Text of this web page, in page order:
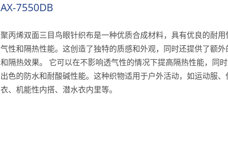
AX-7550DB
聚丙烯双面三目鸟眼针织布是一种优质合成材料，具有优良的耐用
气性和隔热性能。这创造了独特的质感和外观，同时还提供了额外
和隔热效果。 它可以在不影响透气性的情况下提高隔热性能，同
出色的防水和耐酸碱性能。这种织物适用于户外活动，如运动服、
衣、机能性内搭、潜水衣内里等。